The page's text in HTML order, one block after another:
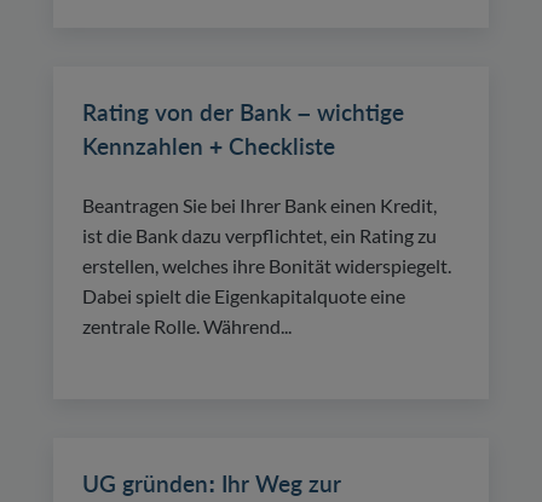
Rating von der Bank – wichtige
Kennzahlen + Checkliste
Beantragen Sie bei Ihrer Bank einen Kredit,
ist die Bank dazu verpflichtet, ein Rating zu
erstellen, welches ihre Bonität widerspiegelt.
Dabei spielt die Eigenkapitalquote eine
zentrale Rolle. Während...
UG gründen: Ihr Weg zur